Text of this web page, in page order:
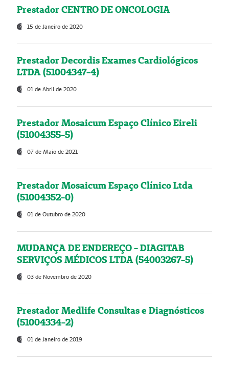
Prestador CENTRO DE ONCOLOGIA
15 de Janeiro de 2020
Prestador Decordis Exames Cardiológicos
LTDA (51004347-4)
01 de Abril de 2020
Prestador Mosaicum Espaço Clínico Eireli
(51004355-5)
07 de Maio de 2021
Prestador Mosaicum Espaço Clínico Ltda
(51004352-0)
01 de Outubro de 2020
MUDANÇA DE ENDEREÇO - DIAGITAB
SERVIÇOS MÉDICOS LTDA (54003267-5)
03 de Novembro de 2020
Prestador Medlife Consultas e Diagnósticos
(51004334-2)
01 de Janeiro de 2019